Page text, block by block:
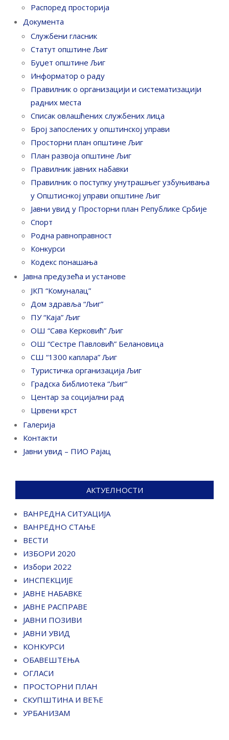
Распоред просторија
Документа
Службени гласник
Статут општине Љиг
Буџет општине Љиг
Информатор о раду
Правилник o организацији и систематизацији
радних места
Списак овлашћених службених лица
Број запослених у oпштинској управи
Просторни план општине Љиг
План развоја општине Љиг
Правилник јавних набавки
Правилник о поступку унутрашњег узбуњивања
у Општиснкој управи општине Љиг
Јавни увид у Просторни план Републике Србије
Спорт
Родна равноправност
Конкурси
Кодекс понашања
Јавна предузећа и установе
ЈКП “Комуналац”
Дом здравља “Љиг”
ПУ “Каја” Љиг
ОШ “Сава Керковић” Љиг
ОШ “Сестре Павловић” Белановица
СШ “1300 каплара” Љиг
Туристичка организација Љиг
Градска библиотека “Љиг”
Центар за социјални рад
Црвени крст
Галерија
Контакти
Јавни увид – ПИО Рајац
АКТУЕЛНОСТИ
ВАНРЕДНА СИТУАЦИЈА
ВАНРЕДНО СТАЊЕ
ВЕСТИ
ИЗБОРИ 2020
Избори 2022
ИНСПЕКЦИЈЕ
ЈАВНЕ НАБАВКЕ
ЈАВНЕ РАСПРАВЕ
ЈАВНИ ПОЗИВИ
ЈАВНИ УВИД
КОНКУРСИ
ОБАВЕШТЕЊА
ОГЛАСИ
ПРОСТОРНИ ПЛАН
СКУПШТИНА И ВЕЋЕ
УРБАНИЗАМ